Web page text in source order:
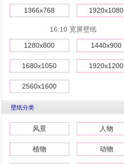
1366x768 1920x1080
16:10 宽屏壁纸
1280x800 1440x900
1680x1050 1920x1200
2560x1600
壁纸分类
风景 人物
植物 动物